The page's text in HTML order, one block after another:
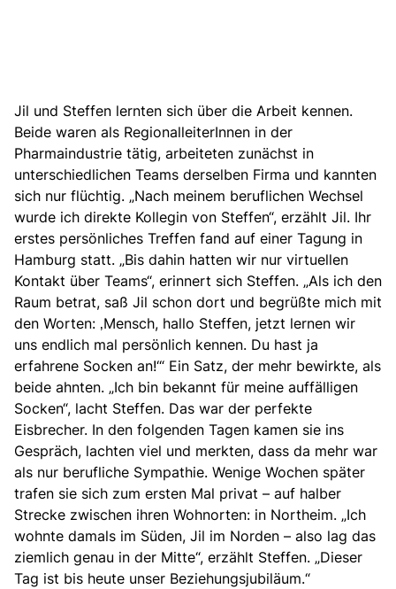
Jil und Steffen lernten sich über die Arbeit kennen.
Beide waren als RegionalleiterInnen in der
Pharmaindustrie tätig, arbeiteten zunächst in
unterschiedlichen Teams derselben Firma und kannten
sich nur flüchtig. „Nach meinem beruflichen Wechsel
wurde ich direkte Kollegin von Steffen“, erzählt Jil. Ihr
erstes persönliches Treffen fand auf einer Tagung in
Hamburg statt. „Bis dahin hatten wir nur virtuellen
Kontakt über Teams“, erinnert sich Steffen. „Als ich den
Raum betrat, saß Jil schon dort und begrüßte mich mit
den Worten: ‚Mensch, hallo Steffen, jetzt lernen wir
uns endlich mal persönlich kennen. Du hast ja
erfahrene Socken an!‘“ Ein Satz, der mehr bewirkte, als
beide ahnten. „Ich bin bekannt für meine auffälligen
Socken“, lacht Steffen. Das war der perfekte
Eisbrecher. In den folgenden Tagen kamen sie ins
Gespräch, lachten viel und merkten, dass da mehr war
als nur berufliche Sympathie. Wenige Wochen später
trafen sie sich zum ersten Mal privat – auf halber
Strecke zwischen ihren Wohnorten: in Northeim. „Ich
wohnte damals im Süden, Jil im Norden – also lag das
ziemlich genau in der Mitte“, erzählt Steffen. „Dieser
Tag ist bis heute unser Beziehungsjubiläum.“